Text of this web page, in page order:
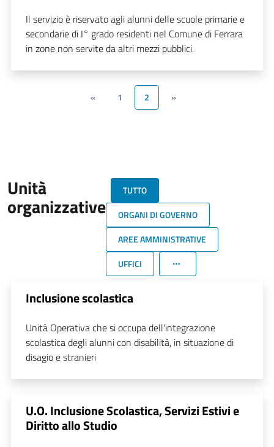
Il servizio è riservato agli alunni delle scuole primarie e
secondarie di I° grado residenti nel Comune di Ferrara
in zone non servite da altri mezzi pubblici.
« 1 2 »
Unità
organizzative
TUTTO
ORGANI DI GOVERNO
AREE AMMINISTRATIVE
UFFICI
Inclusione scolastica
Unità Operativa che si occupa dell'integrazione
scolastica degli alunni con disabilità, in situazione di
disagio e stranieri
U.O. Inclusione Scolastica, Servizi Estivi e
Diritto allo Studio